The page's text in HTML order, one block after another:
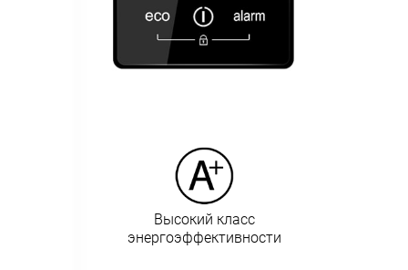
Высокий класс
энергоэффективности